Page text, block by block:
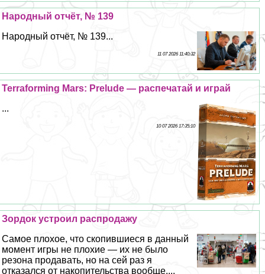
Народный отчёт, № 139
Народный отчёт, № 139...
11 07 2026 11:40:32
Terraforming Mars: Prelude — распечатай и играй
...
10 07 2026 17:35:10
Зордок устроил распродажу
Самое плохое, что скопившиеся в данный
момент игры не плохие — их не было
резона продавать, но на сей раз я
отказался от накопительства вообще....